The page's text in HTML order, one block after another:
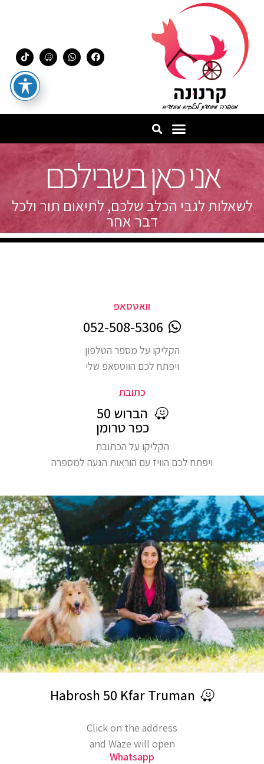
אני כאן בשבילכם
לשאלות לגבי הכלב שלכם, לתיאום תור ולכל
דבר אחר
וואטסאפ
052-508-5306
הקליקו על מספר הטלפון
ויפתח לכם הווטסאפ שלי
כתובת
הברוש 50
כפר טרומן
הקליקו על הכתובת
ויפתח לכם הוויז עם הוראות הגעה למספרה
Address
Habrosh 50 Kfar Truman
Click on the address
and Waze will open
Whatsapp